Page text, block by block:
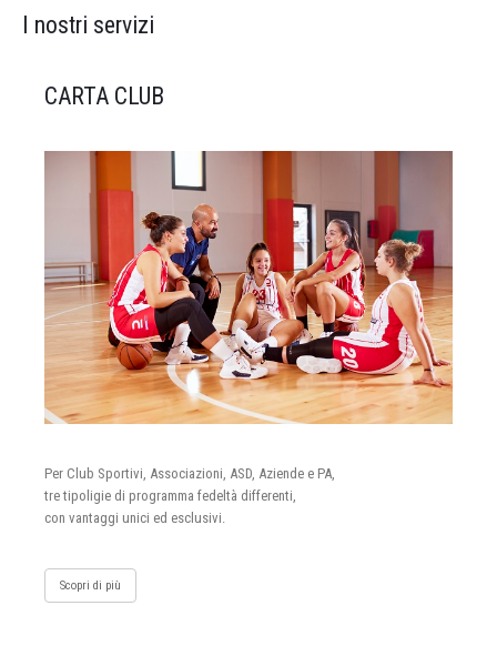
I nostri servizi
CARTA CLUB
Per Club Sportivi, Associazioni, ASD, Aziende e PA,
tre tipoligie di programma fedeltà differenti,
con vantaggi unici ed esclusivi.
Scopri di più